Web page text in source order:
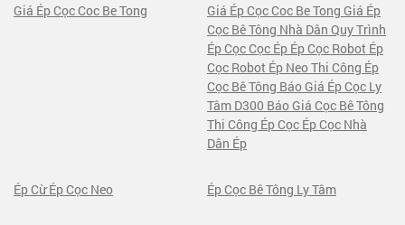
Giá Ép Cọc Coc Be Tong
Giá Ép Cọc Coc Be Tong Giá Ép
Cọc Bê Tông Nhà Dân Quy Trình
Ép Cọc Cọc Ép Ép Cọc Robot Ép
Cọc Robot Ép Neo Thi Công Ép
Cọc Bê Tông Báo Giá Ép Cọc Ly
Tâm D300 Báo Giá Cọc Bê Tông
Thi Công Ép Cọc Ép Cọc Nhà
Dân Ép
Ép Cừ Ép Cọc Neo Ép Cọc Bê Tông Ly Tâm